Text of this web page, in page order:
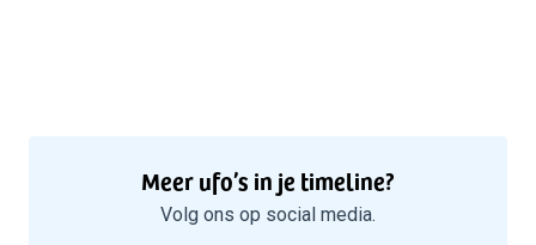
Meer ufo’s in je timeline?
Volg ons op social media.